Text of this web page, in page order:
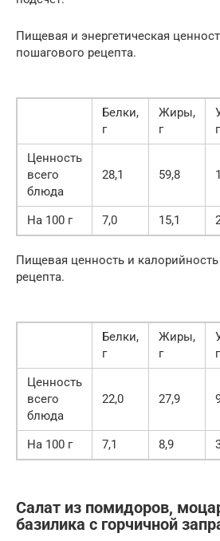
Пищевая и энергетическая
пошагового рецепта.
Белки,
г
Жиры,
г
г
Ценность
всего
блюда
28,1 59,8
На 100 г 7,0 15,1
Пищевая ценность и калорийность
рецепта.
Белки,
г
Жиры,
г
г
Ценность
всего
блюда
22,0 27,9
На 100 г 7,1 8,9
Салат из помидоров,
базилика с горчичной